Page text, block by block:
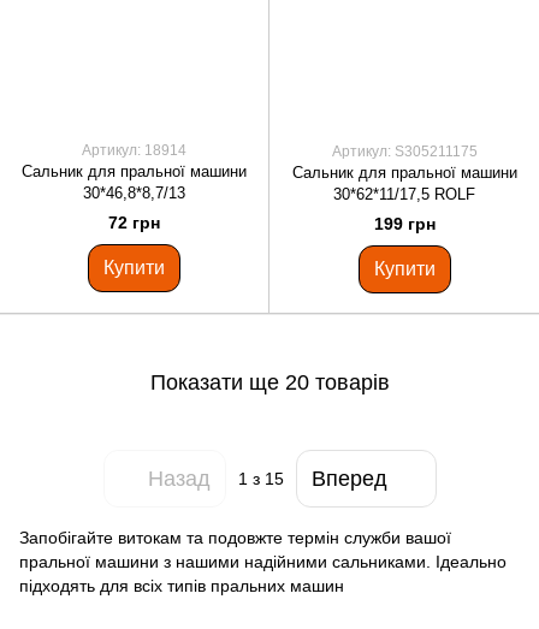
Артикул: 18914
Сальник для пральної машини
30*46,8*8,7/13
72 грн
Купити
Артикул: S305211175
Сальник для пральної машини
30*62*11/17,5 ROLF
199 грн
Купити
Показати ще 20 товарів
Назад 1з 15 Вперед
Запобігайте витокам та подовжте термін служби вашої
пральної машини з нашими надійними сальниками. Ідеально
підходять для всіх типів пральних машин